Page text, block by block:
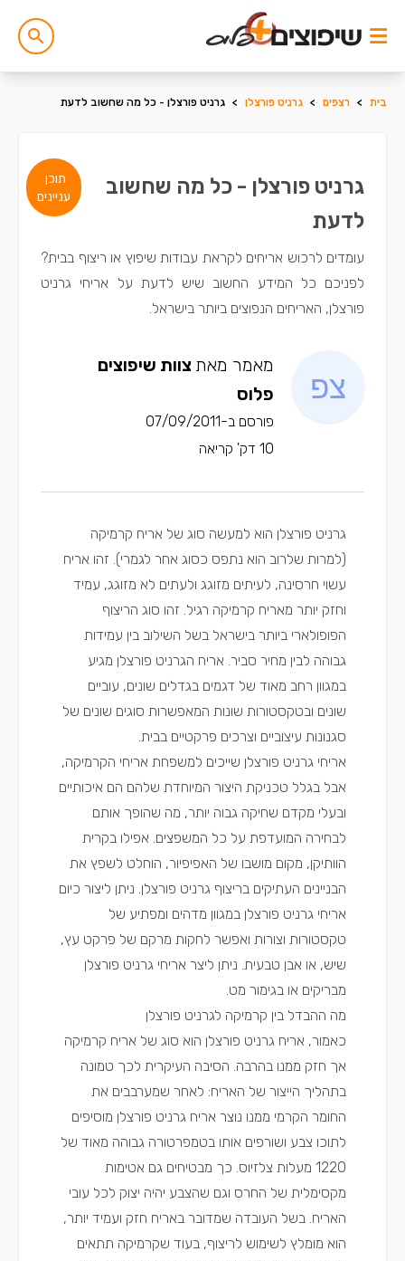
בית > רצפים > גרניט פורצלן > גרניט פורצלן - כל מה שחשוב לדעת
תוכן
עניינים
גרניט פורצלן - כל מה שחשוב
לדעת
עומדים לרכוש אריחים לקראת עבודות שיפוץ או ריצוף בבית?
לפניכם כל המידע החשוב שיש לדעת על אריחי גרניט
פורצלן, האריחים הנפוצים ביותר בישראל.
מאמר מאת צוות שיפוצים
פלוס
פורסם ב-07/09/2011
10 דק' קריאה
גרניט פורצלן הוא למעשה סוג של אריח קרמיקה
(למרות שלרוב הוא נתפס כסוג אחר לגמרי). זהו אריח
עשוי חרסינה, לעיתים מזוגג ולעתים לא מזוגג, עמיד
וחזק יותר מאריח קרמיקה רגיל. זהו סוג הריצוף
הפופולארי ביותר בישראל בשל השילוב בין עמידות
גבוהה לבין מחיר סביר. אריח הגרניט פורצלן מגיע
במגוון רחב מאוד של דגמים בגדלים שונים, עוביים
שונים ובטקסטורות שונות המאפשרות סוגים שונים של
סגנונות עיצוביים וצרכים פרקטיים בבית.
אריחי גרניט פורצלן שייכים למשפחת אריחי הקרמיקה,
אבל בגלל טכניקת היצור המיוחדת שלהם הם איכותיים
ובעלי מקדם שחיקה גבוה יותר, מה שהופך אותם
לבחירה המועדפת על כל המשפצים. אפילו בקרית
הוותיקן, מקום מושבו של האפיפיור, הוחלט לשפץ את
הבניינים העתיקים בריצוף גרניט פורצלן. ניתן ליצור כיום
אריחי גרניט פורצלן במגוון מדהים ומפתיע של
טקסטורות וצורות ואפשר לחקות מרקם של פרקט עץ,
שיש, או אבן טבעית. ניתן ליצר אריחי גרניט פורצלן
מבריקים או בגימור מט.
מה ההבדל בין קרמיקה לגרניט פורצלן
כאמור, אריח גרניט פורצלן הוא סוג של אריח קרמיקה
אך חזק ממנו בהרבה. הסיבה העיקרית לכך טמונה
בתהליך הייצור של האריח: לאחר שמערבבים את
החומר הקרמי ממנו נוצר אריח גרניט פורצלן מוסיפים
לתוכו צבע ושורפים אותו בטמפרטורה גבוהה מאוד של
1220 מעלות צלזיוס. כך מבטיחים גם אטימות
מקסימלית של החרס וגם שהצבע יהיה יצוק לכל עובי
האריח. בשל העובדה שמדובר באריח חזק ועמיד יותר,
הוא מומלץ לשימוש לריצוף, בעוד שקרמיקה תתאים